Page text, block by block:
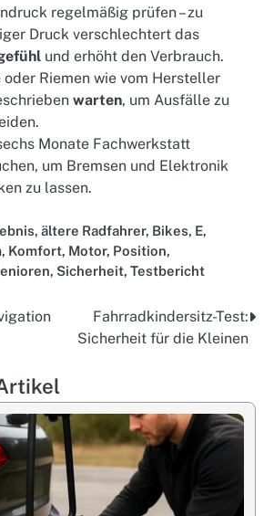
regelmäßig prüfen – zu
Druck verschlechtert das
und erhöht den Verbrauch.
oder Riemen wie vom Hersteller
warten, um Ausfälle zu
Monate Fachwerkstatt
um Bremsen und Elektronik
zu lassen.
, ältere Radfahrer, Bikes, E,
, Komfort, Motor, Position,
, Sicherheit, Testbericht
Fahrradkindersitz-Test:
Sicherheit für die Kleinen